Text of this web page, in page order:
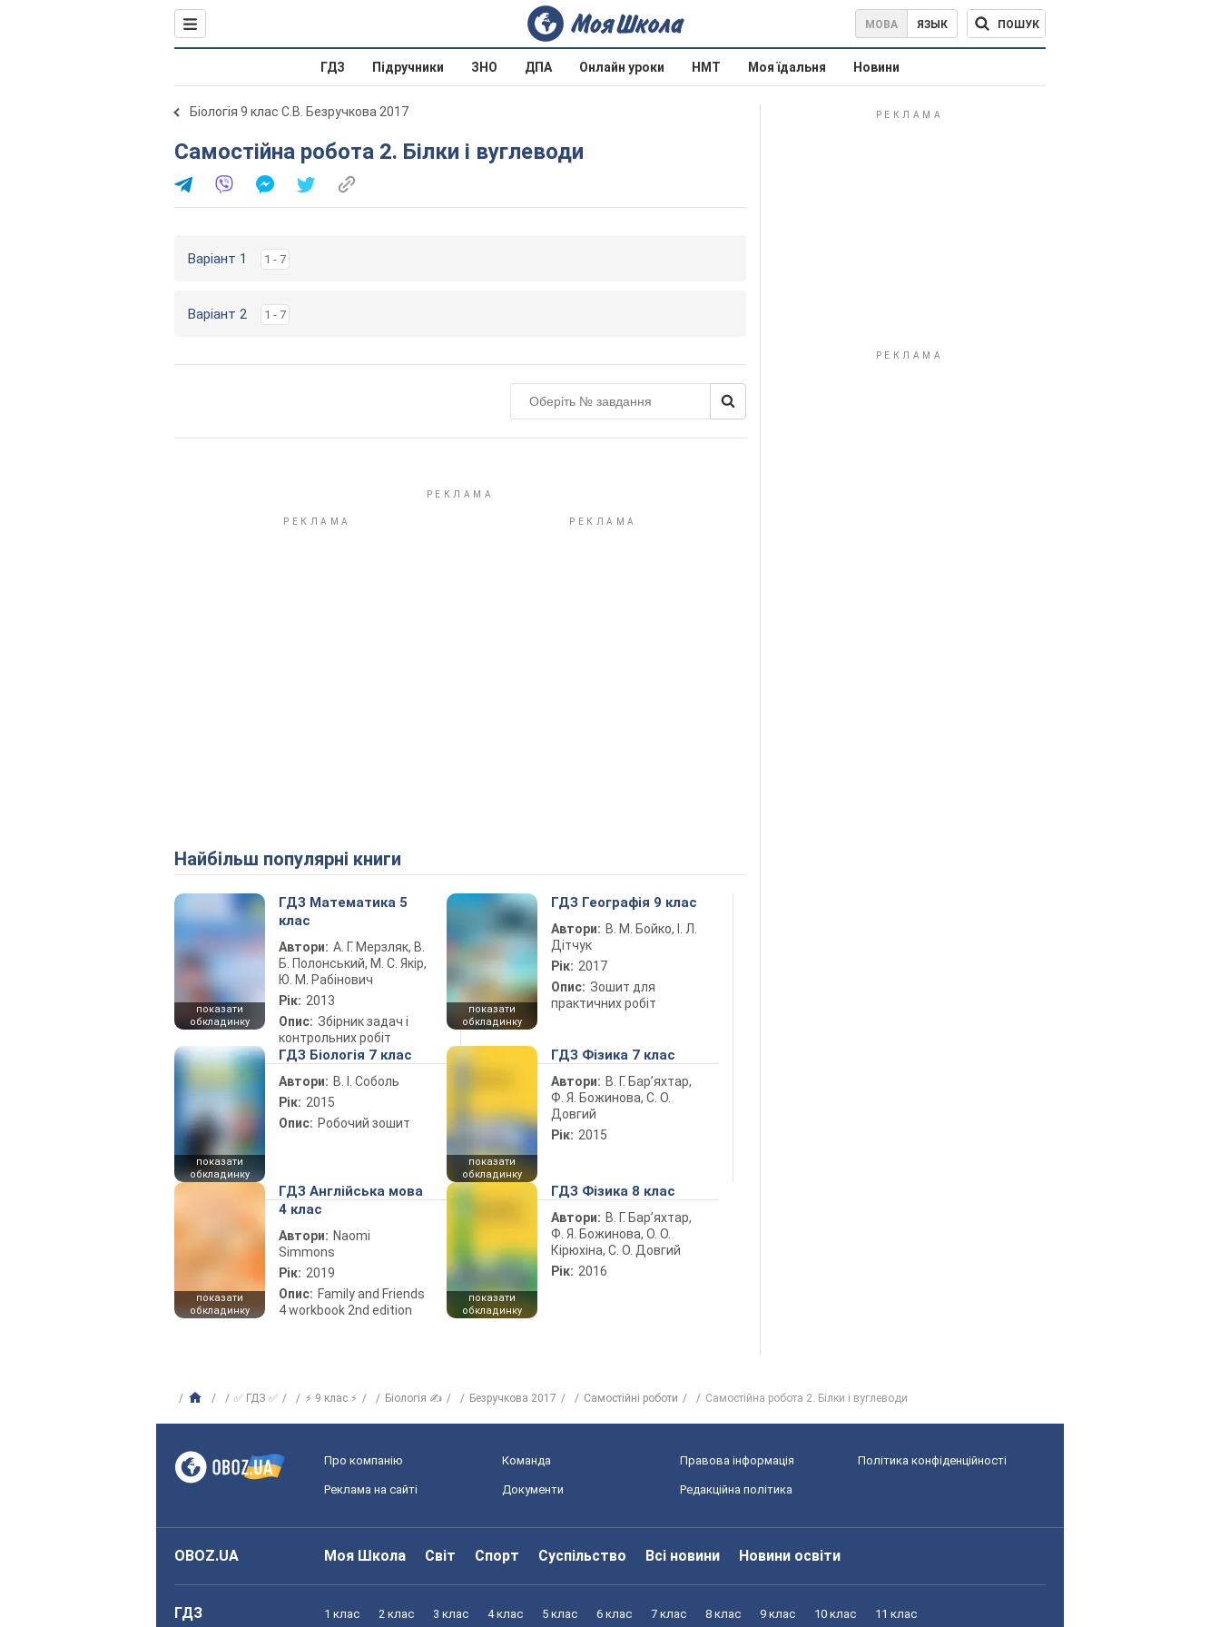
МОВА ЯЗЫК ПОШУК
ГДЗ Підручники ЗНО ДПА Онлайн уроки НМТ Моя їдальня Новини
Біологія 9 клас С.В. Безручкова 2017
Самостійна робота 2. Білки і вуглеводи
Варіант 1 1 - 7
Варіант 2 1 - 7
Найбільш популярні книги
показати
обкладинку
ГДЗ Математика 5
клас
Автори: А. Г. Мерзляк, В.
Б. Полонський, М. С. Якір,
Ю. М. Рабінович
Рік: 2013
Опис: Збірник задач і
контрольних робіт
показати
обкладинку
ГДЗ Географія 9 клас
Автори: В. М. Бойко, І. Л.
Дітчук
Рік: 2017
Опис: Зошит для
практичних робіт
показати
обкладинку
ГДЗ Біологія 7 клас
Автори: В. І. Соболь
Рік: 2015
Опис: Робочий зошит
показати
обкладинку
ГДЗ Фізика 7 клас
Автори: В. Г. Бар’яхтар,
Ф. Я. Божинова, С. О.
Довгий
Рік: 2015
показати
обкладинку
ГДЗ Англійська мова
4 клас
Автори: Naomi
Simmons
Рік: 2019
Опис: Family and Friends
4 workbook 2nd edition
показати
обкладинку
ГДЗ Фізика 8 клас
Автори: В. Г. Бар’яхтар,
Ф. Я. Божинова, О. О.
Кірюхіна, С. О. Довгий
Рік: 2016
✅ ГДЗ ✅ ⚡ 9 клас ⚡ Біологія ✍ Безручкова 2017 Самостійні роботи Самостійна робота 2. Білки і вуглеводи
Про компанію Команда Правова інформація Політика конфіденційності
Реклама на сайті Документи Редакційна політика
OBOZ.UA Моя Школа Світ Спорт Суспільство Всі новини Новини освіти
ГДЗ 1 клас 2 клас 3 клас 4 клас 5 клас 6 клас 7 клас 8 клас 9 клас 10 клас 11 клас